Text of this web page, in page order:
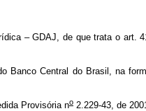
– GDAJ, de que trata o art.
Banco Central do Brasil, na
Provisória no 2.229-43, de